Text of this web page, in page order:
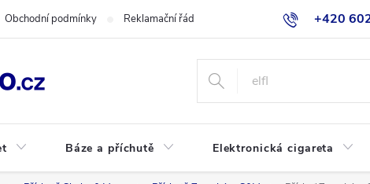
+420
Obchodní podmínky Reklamační řád Jak nakupovat
Báze a příchutě Elektronická cigareta